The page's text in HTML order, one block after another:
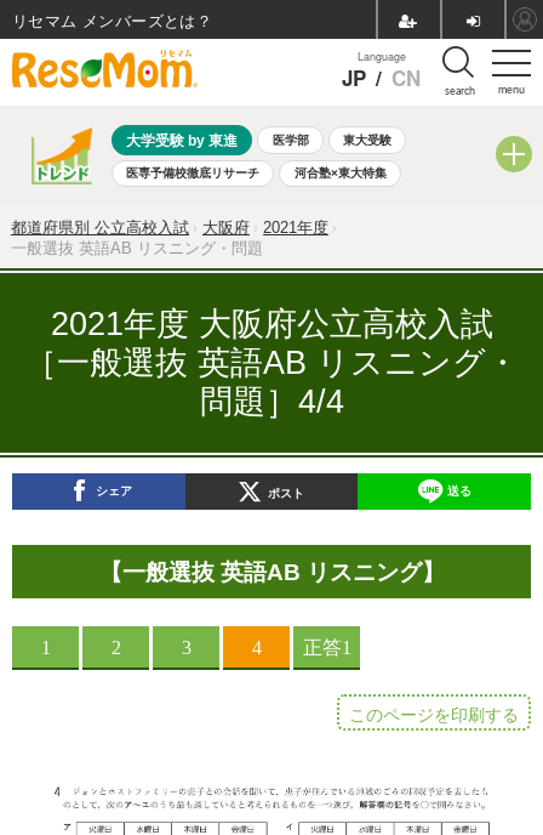
menu
Language
JP / CN search
大学受験 by 東進 医学部 東大受験
医専予備校徹底リサーチ 河合塾×東大特集
共通テスト 夏休み 8月開催学校説明会・相談会
8月開催イベント・WS 全国公立高校 過去問 人気記事
ランキング
都道府県別 公立高校入試 大阪府
2021年度
一般選抜 英語AB リスニング・問題
2021年度 大阪府公立高校入試
［一般選抜 英語AB リスニング・
問題］4/4
シェア ポスト 送る
【一般選抜 英語AB リスニング】
このページを印刷する
リセマム メンバーズ